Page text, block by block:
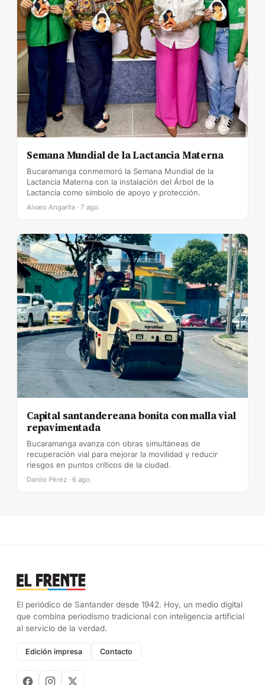
Semana Mundial de la Lactancia Materna
Bucaramanga conmemoró la Semana Mundial de la
Lactancia Materna con la instalación del Árbol de la
Lactancia como símbolo de apoyo y protección.
Alvaro Angarita · 7 ago.
Capital santandereana bonita con malla vial
repavimentada
Bucaramanga avanza con obras simultáneas de
recuperación vial para mejorar la movilidad y reducir
riesgos en puntos críticos de la ciudad.
Danilo Pérez · 6 ago.
El periódico de Santander desde 1942. Hoy, un medio digital
que combina periodismo tradicional con inteligencia artificial
al servicio de la verdad.
Edición impresa Contacto